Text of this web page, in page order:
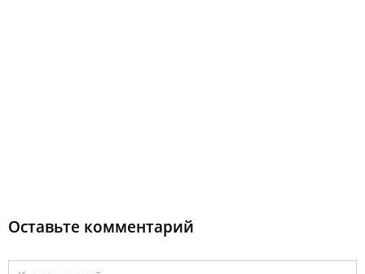
Оставьте комментарий